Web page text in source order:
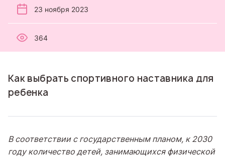
23 ноября 2023
364
Как выбрать спортивного наставника для
ребенка
В соответствии с государственным планом, к 2030
году количество детей, занимающихся физической